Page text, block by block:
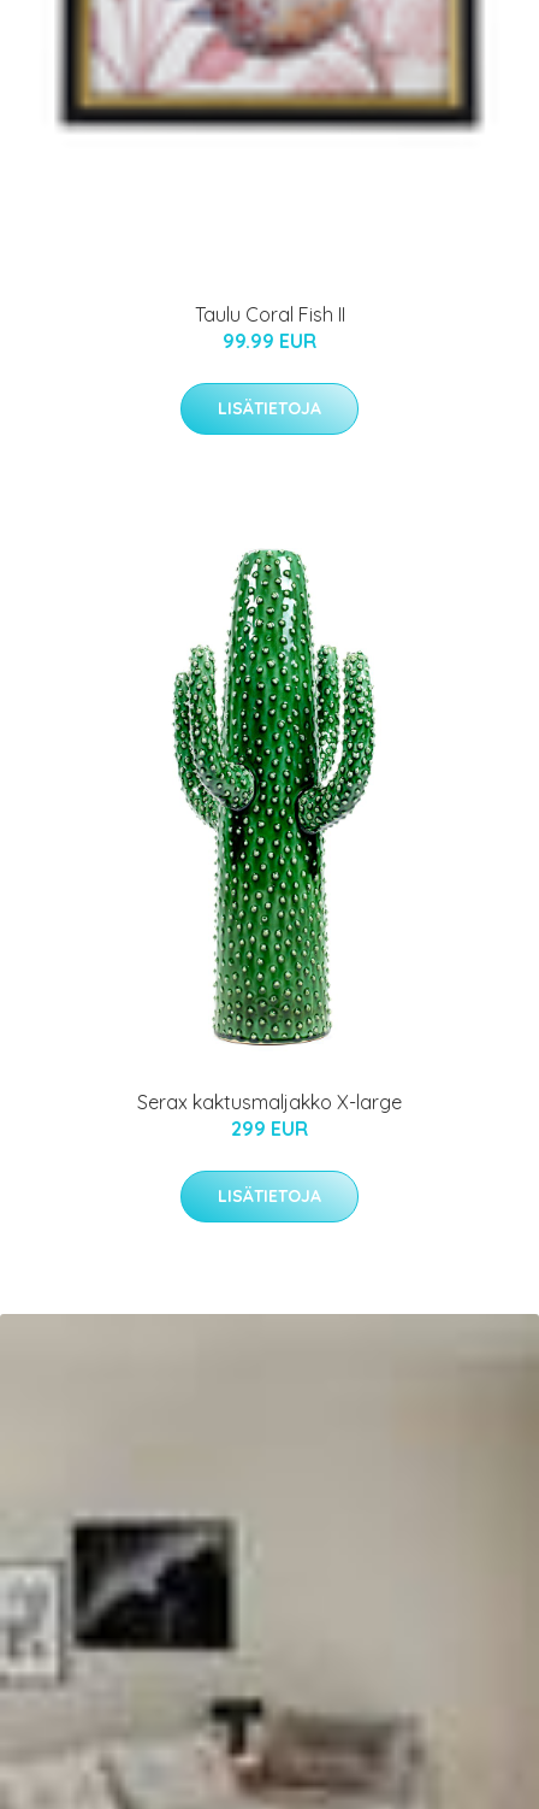
Taulu Coral Fish II
99.99 EUR
LISÄTIETOJA
Serax kaktusmaljakko X-large
299 EUR
LISÄTIETOJA